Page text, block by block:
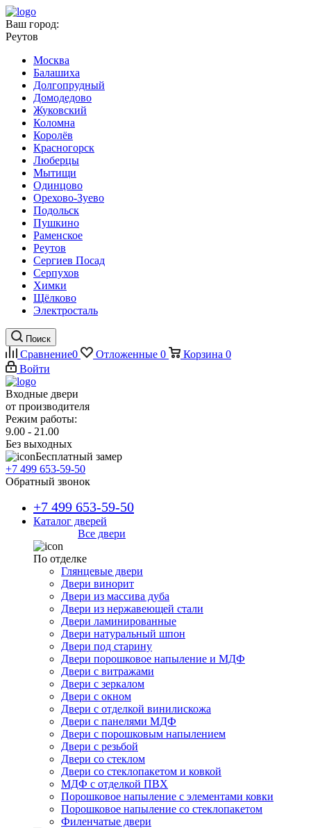
Ваш город:
Реутов
Москва
Балашиха
Долгопрудный
Домодедово
Жуковский
Коломна
Королёв
Красногорск
Люберцы
Мытищи
Одинцово
Орехово-Зуево
Подольск
Пушкино
Раменское
Реутов
Сергиев Посад
Серпухов
Химки
Щёлково
Электросталь
Поиск
Сравнение0 Отложенные 0 Корзина 0
Войти
Входные двери
от производителя
Режим работы:
9.00 - 21.00
Без выходных
Бесплатный замер
+7 499 653-59-50
Обратный звонок
+7 499 653-59-50
Каталог дверей
Все двери
По отделке
Глянцевые двери
Двери винорит
Двери из массива дуба
Двери из нержавеющей стали
Двери ламинированные
Двери натуральный шпон
Двери под старину
Двери порошковое напыление и МДФ
Двери с витражами
Двери с зеркалом
Двери с окном
Двери с отделкой винилискожа
Двери с панелями МДФ
Двери с порошковым напылением
Двери с резьбой
Двери со стеклом
Двери со стеклопакетом и ковкой
МДФ с отделкой ПВХ
Порошковое напыление с элементами ковки
Порошковое напыление со стеклопакетом
Филенчатые двери